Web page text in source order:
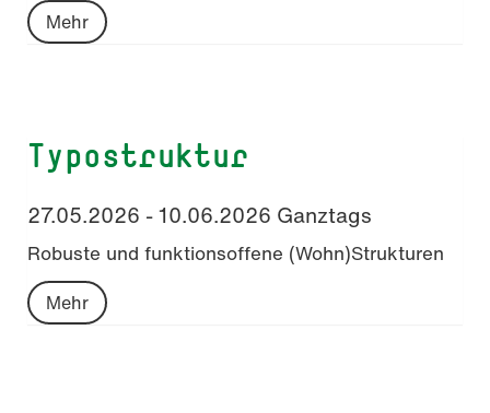
Mehr
Typostruktur
27.05.2026 - 10.06.2026 Ganztags
Robuste und funktionsoffene (Wohn)Strukturen
Mehr